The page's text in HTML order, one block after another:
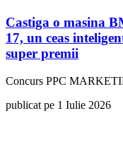
Castiga o masina
17, un ceas
super premii
Concurs PPC
publicat pe 1 Iulie 2026